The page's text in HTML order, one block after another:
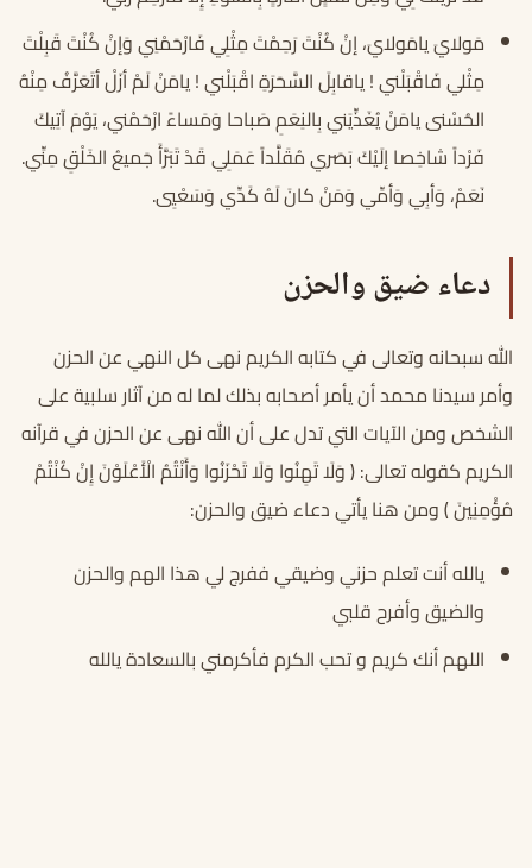
مَولايَ يامَولايَ، إنْ كُنْتَ رَحِمْتَ مِثْلِي فَارْحَمْنِي وَإنْ كُنْتَ قَبِلْتَ
مِثْلي فَاقْبَلْني ! ياقابِلَ السَّحَرَةِ اقْبَلْني ! يامَنْ لَمْ أزَلْ أتَعَرَّفُ مِنْهُ
الحُسْنى يامَنْ يُغَذِّيَني بِالنِعَمِ صَباحا وَمَساءً ارْحَمْني، يَوْمَ آتِيكَ
فَرْداً شاخِصا إلَيْكَ بَصَري مُقَلَّداً عَمَلِي قَدْ تَبَرَّأَ جَميعُ الخَلْقِ مِنِّي.
نَعَمْ، وَأبِي وَأمِّي وَمَنْ كانَ لَهُ كَدِّي وَسَعْيِي.
دعاء ضيق والحزن
الله سبحانه وتعالى في كتابه الكريم نهى كل النهي عن الحزن
وأمر سيدنا محمد أن يأمر أصحابه بذلك لما له من آثار سلبية على
الشخص ومن الآيات التي تدل على أن الله نهى عن الحزن في قرآنه
الكريم كقوله تعالى: ﴿ وَلَا تَهِنُوا وَلَا تَحْزَنُوا وَأَنْتُمُ الْأَعْلَوْنَ إِنْ كُنْتُمْ
مُؤْمِنِينَ ﴾ ومن هنا يأتي دعاء ضيق والحزن:
يالله أنت تعلم حزني وضيقي ففرج لي هذا الهم والحزن
والضيق وأفرح قلبي
اللهم أنك كريم و تحب الكرم فأكرمني بالسعادة يالله